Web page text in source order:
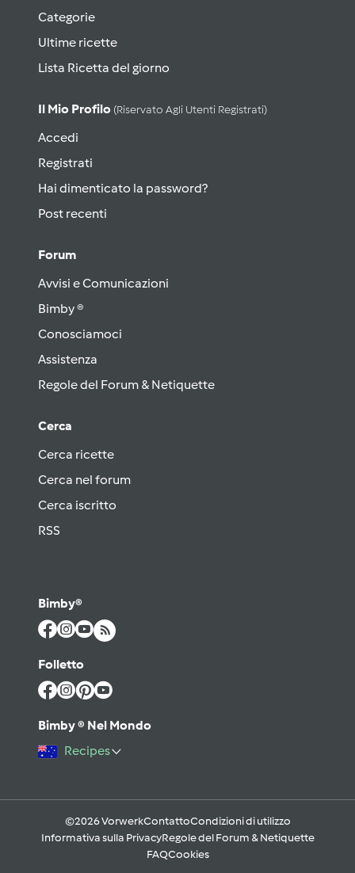
Categorie
Ultime ricette
Lista Ricetta del giorno
Il Mio Profilo (riservato Agli Utenti Registrati)
Accedi
Registrati
Hai dimenticato la password?
Post recenti
Forum
Avvisi e Comunicazioni
Bimby ®
Conosciamoci
Assistenza
Regole del Forum & Netiquette
Cerca
Cerca ricette
Cerca nel forum
Cerca iscritto
RSS
Bimby®
Folletto
Bimby ® Nel Mondo
Recipes
©2026 VorwerkContattoCondizioni di utilizzo
Informativa sulla PrivacyRegole del Forum & Netiquette
FAQCookies